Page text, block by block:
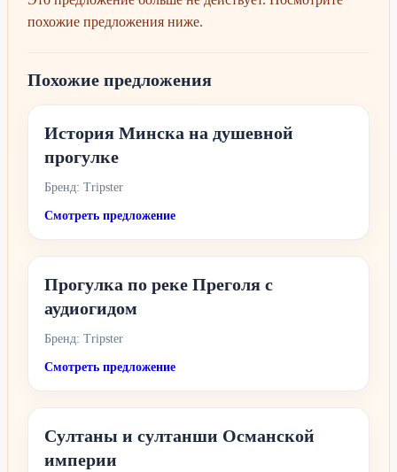
похожие предложения ниже.
Похожие предложения
История Минска на душевной
прогулке
Бренд: Tripster
Смотреть предложение
Прогулка по реке Преголя с
аудиогидом
Бренд: Tripster
Смотреть предложение
Султаны и султанши Османской
империи